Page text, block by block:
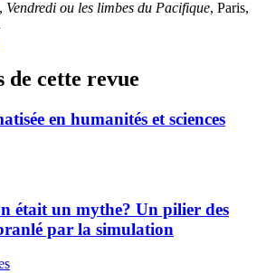
Vendredi ou les limbes du Pacifique, Paris,
cette revue
en humanités et sciences
était un mythe? Un pilier des
par la simulation